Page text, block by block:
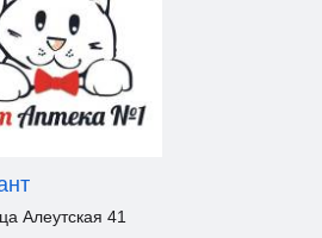
Алеутская 41